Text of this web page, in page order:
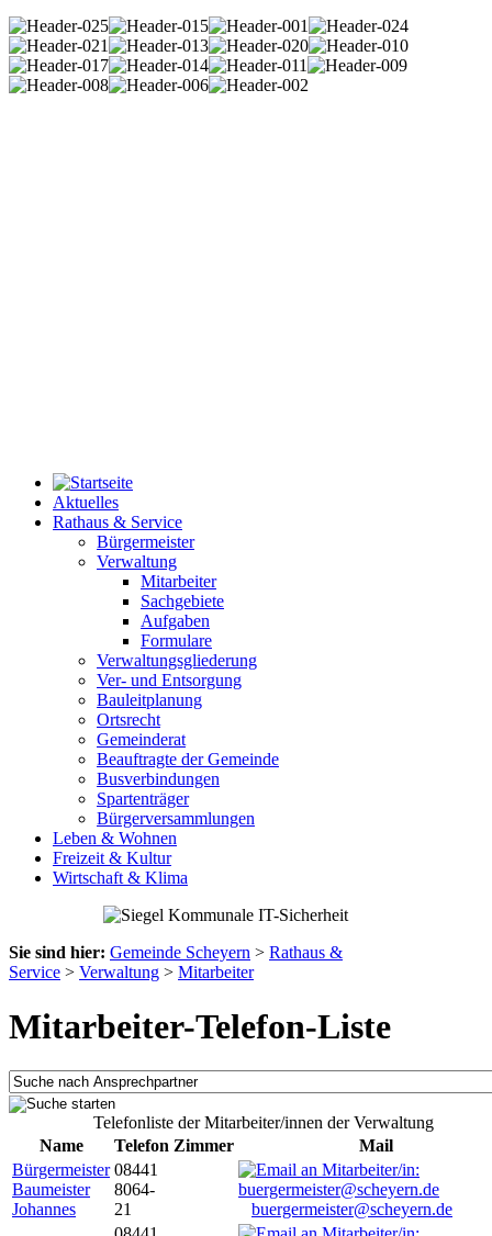
Aktuelles
Rathaus & Service
Bürgermeister
Verwaltung
Mitarbeiter
Sachgebiete
Aufgaben
Formulare
Verwaltungsgliederung
Ver- und Entsorgung
Bauleitplanung
Ortsrecht
Gemeinderat
Beauftragte der Gemeinde
Busverbindungen
Spartenträger
Bürgerversammlungen
Leben & Wohnen
Freizeit & Kultur
Wirtschaft & Klima
Sie sind hier: Gemeinde Scheyern > Rathaus &
Service > Verwaltung > Mitarbeiter
Mitarbeiter-Telefon-Liste
Telefonliste der Mitarbeiter/innen der Verwaltung
Name
Telefon Zimmer
Mail
Bürgermeister
Baumeister
Johannes
08441
8064-
21
buergermeister@scheyern.de